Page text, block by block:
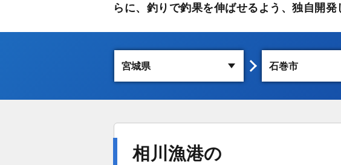
らに、釣りで釣果を伸ばせるよう、独自開
相川漁港の